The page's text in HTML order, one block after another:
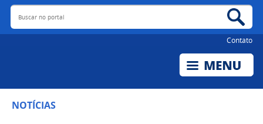
Buscar no portal
Contato
NOTÍCIAS